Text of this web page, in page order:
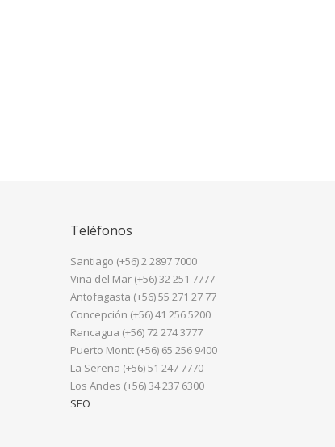
Teléfonos
Santiago (+56) 2 2897 7000
Viña del Mar (+56) 32 251 7777
Antofagasta (+56) 55 271 27 77
Concepción (+56) 41 256 5200
Rancagua (+56) 72 274 3777
Puerto Montt (+56) 65 256 9400
La Serena (+56) 51 247 7770
Los Andes (+56) 34 237 6300
SEO